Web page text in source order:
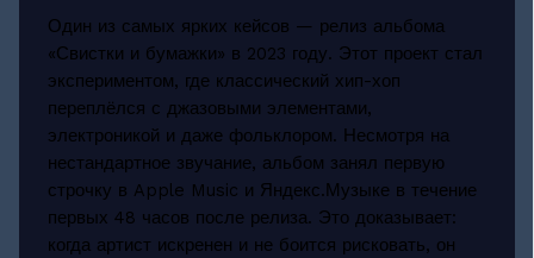
Один из самых ярких кейсов — релиз альбома
«Свистки и бумажки» в 2023 году. Этот проект стал
экспериментом, где классический хип-хоп
переплёлся с джазовыми элементами,
электроникой и даже фольклором. Несмотря на
нестандартное звучание, альбом занял первую
строчку в Apple Music и Яндекс.Музыке в течение
первых 48 часов после релиза. Это доказывает:
когда артист искренен и не боится рисковать, он